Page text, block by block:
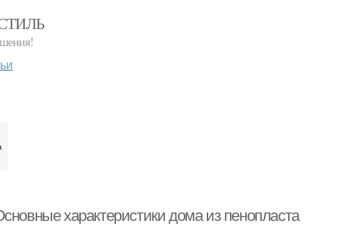
характеристики дома из пенопласта